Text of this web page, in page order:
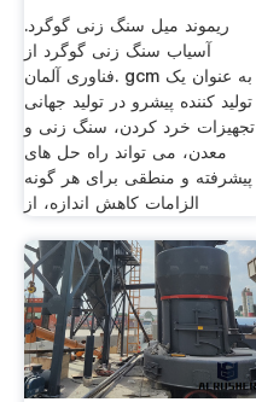
ریموند میل سنگ زنی گوگرد.
آسیاب سنگ زنی گوگرد از
فناوری آلمان. gcm به عنوان یک
تولید کننده پیشرو در تولید جهانی
تجهیزات خرد کردن، سنگ زنی و
معدن، می تواند راه حل های
پیشرفته و منطقی برای هر گونه
الزامات کاهش اندازه، از